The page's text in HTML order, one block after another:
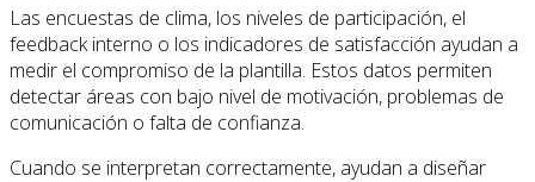
Las encuestas de clima, los niveles de participación, el
feedback interno o los indicadores de satisfacción ayudan a
medir el compromiso de la plantilla. Estos datos permiten
detectar áreas con bajo nivel de motivación, problemas de
comunicación o falta de confianza.
Cuando se interpretan correctamente, ayudan a diseñar